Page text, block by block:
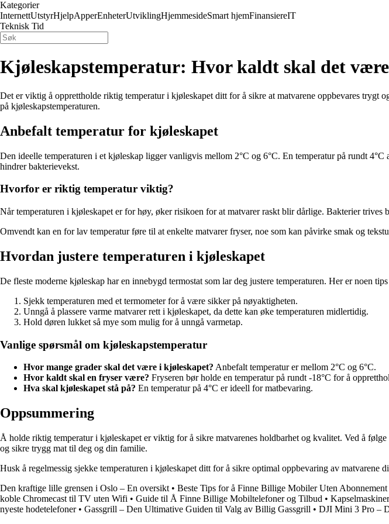
Kategorier
InternettUtstyrHjelpApperEnheterUtviklingHjemmesideSmart hjemFinansiereIT
Teknisk Tid
Kjøleskapstemperatur: Hvor kaldt skal det
Det er viktig å opprettholde riktig temperatur i kjøleskapet ditt for å sikre at matvarene oppbevares
på kjøleskapstemperaturen.
Anbefalt temperatur for kjøleskapet
Den ideelle temperaturen i et kjøleskap ligger vanligvis mellom 2°C og 6°C. En temperatur på rundt
hindrer bakterievekst.
Hvorfor er riktig temperatur viktig?
Når temperaturen i kjøleskapet er for høy, øker risikoen for at matvarer raskt blir dårlige. Bakterier
Omvendt kan en for lav temperatur føre til at enkelte matvarer fryser, noe som kan påvirke smak og
Hvordan justere temperaturen i kjøleskapet
De fleste moderne kjøleskap har en innebygd termostat som lar deg justere temperaturen. Her er noen
Sjekk temperaturen med et termometer for å være sikker på nøyaktigheten.
Unngå å plassere varme matvarer rett i kjøleskapet, da dette kan øke temperaturen midlertidig.
Hold døren lukket så mye som mulig for å unngå varmetap.
Vanlige spørsmål om kjøleskapstemperatur
Hvor mange grader skal det være i kjøleskapet? Anbefalt temperatur er mellom 2°C og 6°C.
Hvor kaldt skal en fryser være? Fryseren bør holde en temperatur på rundt -18°C for å
Hva skal kjøleskapet stå på? En temperatur på 4°C er ideell for matbevaring.
Oppsummering
Å holde riktig temperatur i kjøleskapet er viktig for å sikre matvarenes holdbarhet og kvalitet. Ved å
og sikre trygg mat til deg og din familie.
Husk å regelmessig sjekke temperaturen i kjøleskapet ditt for å sikre optimal oppbevaring av matvarene
Den kraftige lille grensen i Oslo – En oversikt • Beste Tips for å Finne Billige Mobiler Uten Abonnement
koble Chromecast til TV uten Wifi • Guide til Å Finne Billige Mobiltelefoner og Tilbud •
nyeste hodetelefoner• Gassgrill – Den Ultimative Guiden til Valg av Billig Gassgrill • DJI Mini 3 Pro –